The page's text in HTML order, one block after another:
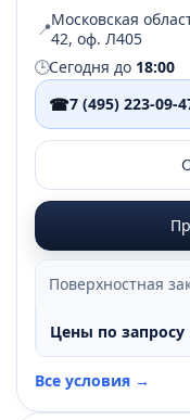
📍Московская
42, оф. Л405
🕒Сегодня до 18:00
☎7 (495) 223-09-
Поверхностная
Цены по запросу
Все условия →